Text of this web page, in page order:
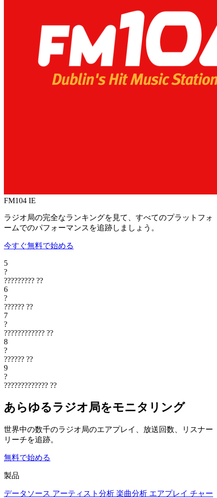
FM104 IE
ラジオ局の完全なランキングを見て、すべてのプラットフォ
ームでのパフォーマンスを追跡しましょう。
今すぐ無料で始める
5
?
????????? ??
6
?
?????? ??
7
?
???????????? ??
8
?
?????? ??
9
?
????????????? ??
あらゆるラジオ局をモニタリング
世界中の数千のラジオ局のエアプレイ、放送回数、リスナー
リーチを追跡。
無料で始める
製品
データソース アーティスト分析 楽曲分析 エアプレイ チャー